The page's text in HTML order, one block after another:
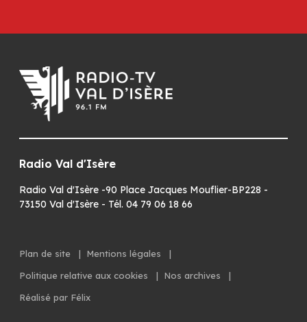
Radio Val d'Isère
Radio Val d'Isère -90 Place Jacques Mouflier-BP228 -
73150 Val d'Isère - Tél. 04 79 06 18 66
Plan de site | Mentions légales
|
Politique relative aux cookies
| Nos archives
|
Réalisé par Félix